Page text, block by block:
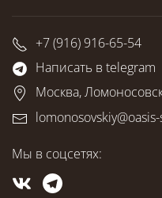
+7 (916) 916-65-54
Написать в telegram
Москва,
Мы в соцсетях: